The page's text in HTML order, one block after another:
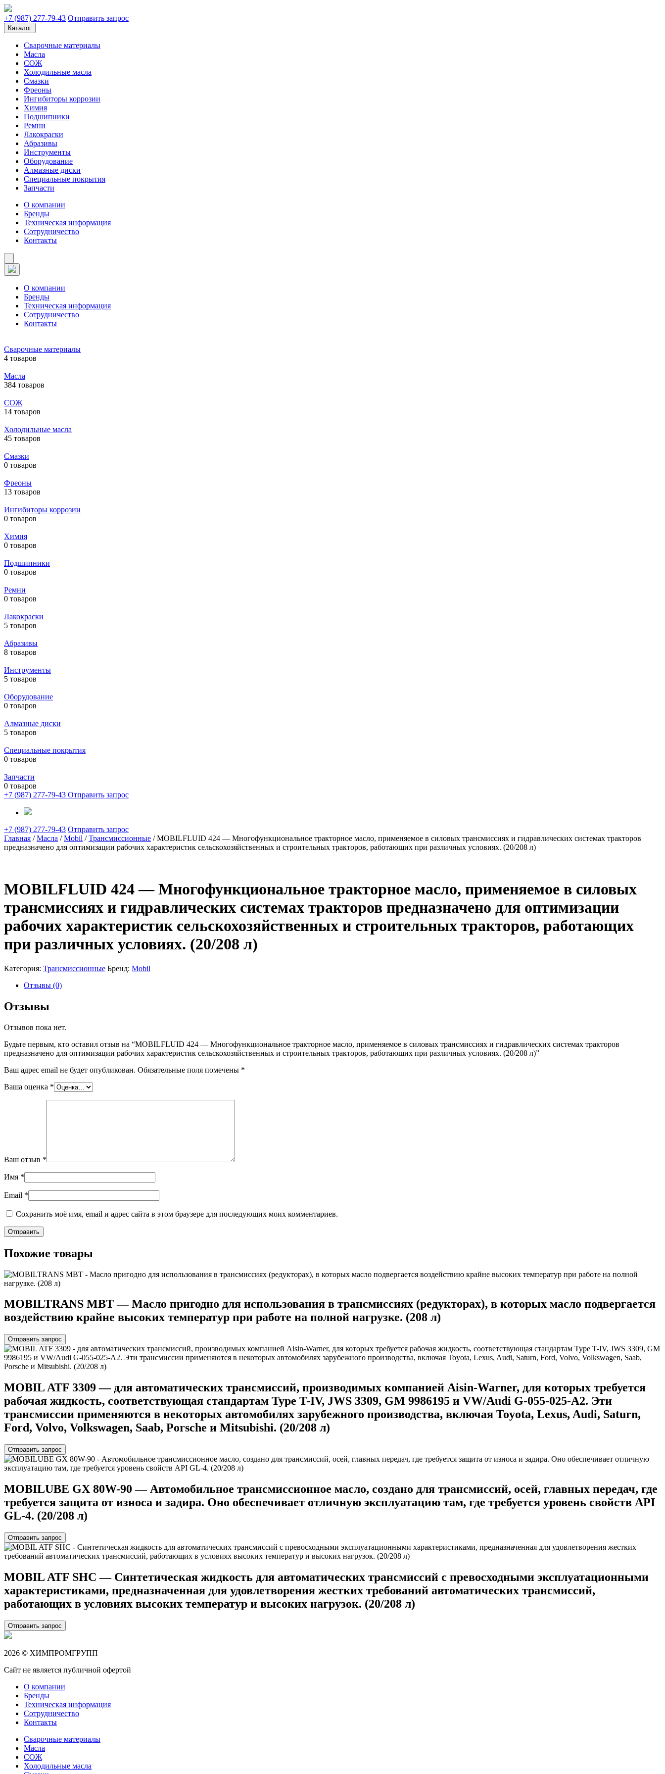
+7 (987) 277-79-43 Отправить запрос
Каталог
Сварочные материалы
Масла
СОЖ
Холодильные масла
Смазки
Фреоны
Ингибиторы коррозии
Химия
Подшипники
Ремни
Лакокраски
Абразивы
Инструменты
Оборудование
Алмазные диски
Специальные покрытия
Запчасти
О компании
Бренды
Техническая информация
Сотрудничество
Контакты
О компании
Бренды
Техническая информация
Сотрудничество
Контакты
Сварочные материалы
4 товаров
Масла
384 товаров
СОЖ
14 товаров
Холодильные масла
45 товаров
Смазки
0 товаров
Фреоны
13 товаров
Ингибиторы коррозии
0 товаров
Химия
0 товаров
Подшипники
0 товаров
Ремни
0 товаров
Лакокраски
5 товаров
Абразивы
8 товаров
Инструменты
5 товаров
Оборудование
0 товаров
Алмазные диски
5 товаров
Специальные покрытия
0 товаров
Запчасти
0 товаров
+7 (987) 277-79-43 Отправить запрос
+7 (987) 277-79-43 Отправить запрос
Главная /Масла /Mobil /Трансмиссионные / MOBILFLUID 424 — Многофункциональное тракторное масло, применяемое в силовых трансмиссиях и гидравлических системах тракторов
предназначено для оптимизации рабочих характеристик сельскохозяйственных и строительных тракторов, работающих при различных условиях. (20/208 л)
MOBILFLUID 424 — Многофункциональное тракторное масло, применяемое в силовых
трансмиссиях и гидравлических системах тракторов предназначено для оптимизации
рабочих характеристик сельскохозяйственных и строительных тракторов, работающих
при различных условиях. (20/208 л)
Категория: Трансмиссионные Бренд: Mobil
Отзывы (0)
Отзывы
Отзывов пока нет.
Будьте первым, кто оставил отзыв на “MOBILFLUID 424 — Многофункциональное тракторное масло, применяемое в силовых трансмиссиях и гидравлических системах тракторов
предназначено для оптимизации рабочих характеристик сельскохозяйственных и строительных тракторов, работающих при различных условиях. (20/208 л)”
Ваш адрес email не будет опубликован. Обязательные поля помечены *
Ваша оценка *
Ваш отзыв *
Имя *
Email *
Сохранить моё имя, email и адрес сайта в этом браузере для последующих моих комментариев.
Похожие товары
MOBILTRANS MBT — Масло пригодно для использования в трансмиссиях (редукторах), в которых масло подвергается
воздействию крайне высоких температур при работе на полной нагрузке. (208 л)
Отправить запрос
MOBIL ATF 3309 — для автоматических трансмиссий, производимых компанией Aisin-Warner, для которых требуется
рабочая жидкость, соответствующая стандартам Type T-IV, JWS 3309, GM 9986195 и VW/Audi G-055-025-A2. Эти
трансмиссии применяются в некоторых автомобилях зарубежного производства, включая Toyota, Lexus, Audi, Saturn,
Ford, Volvo, Volkswagen, Saab, Porsche и Mitsubishi. (20/208 л)
Отправить запрос
MOBILUBE GX 80W-90 — Автомобильное трансмиссионное масло, создано для трансмиссий, осей, главных передач, где
требуется защита от износа и задира. Оно обеспечивает отличную эксплуатацию там, где требуется уровень свойств API
GL-4. (20/208 л)
Отправить запрос
MOBIL ATF SHC — Синтетическая жидкость для автоматических трансмиссий с превосходными эксплуатационными
характеристиками, предназначенная для удовлетворения жестких требований автоматических трансмиссий,
работающих в условиях высоких температур и высоких нагрузок. (20/208 л)
Отправить запрос
2026 © ХИМПРОМГРУПП
Сайт не является публичной офертой
О компании
Бренды
Техническая информация
Сотрудничество
Контакты
Сварочные материалы
Масла
СОЖ
Холодильные масла